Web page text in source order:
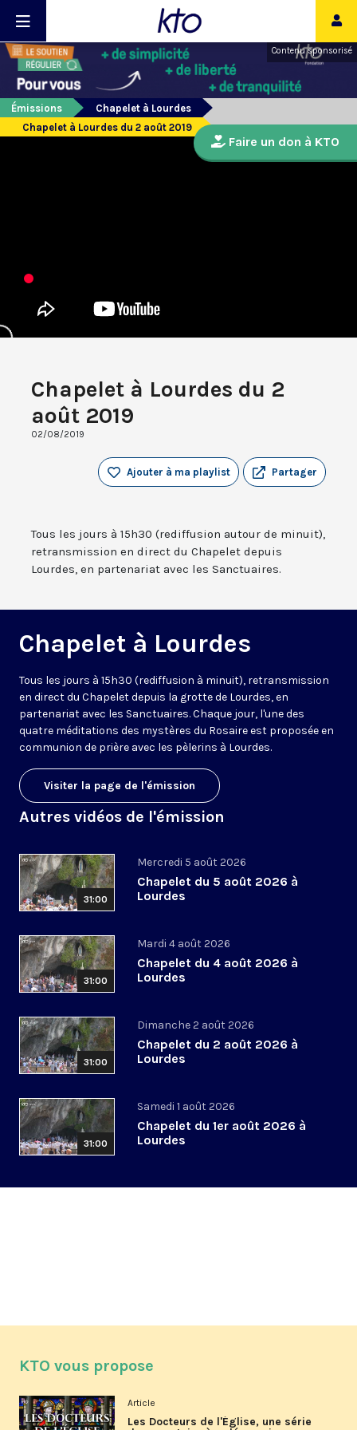
Contenu sponsorisé
Émissions
Chapelet à Lourdes
Chapelet à Lourdes du 2 août 2019
Chapelet à Lourdes du 2
août 2019
02/08/2019
Partager
Ajouter à ma playlist
Tous les jours à 15h30 (rediffusion autour de minuit),
retransmission en direct du Chapelet depuis
Lourdes, en partenariat avec les Sanctuaires.
Chapelet à Lourdes
Tous les jours à 15h30 (rediffusion à minuit), retransmission
en direct du Chapelet depuis la grotte de Lourdes, en
partenariat avec les Sanctuaires. Chaque jour, l'une des
quatre méditations des mystères du Rosaire est proposée en
communion de prière avec les pèlerins à Lourdes.
Visiter la page de l'émission
Autres vidéos de l'émission
31:00
Mercredi 5 août 2026
Chapelet du 5 août 2026 à
Lourdes
31:00
Mardi 4 août 2026
Chapelet du 4 août 2026 à
Lourdes
31:00
Dimanche 2 août 2026
Chapelet du 2 août 2026 à
Lourdes
31:00
Samedi 1 août 2026
Chapelet du 1er août 2026 à
Lourdes
Faire un don à KTO
KTO vous propose
Article
Les Docteurs de l'Église, une série